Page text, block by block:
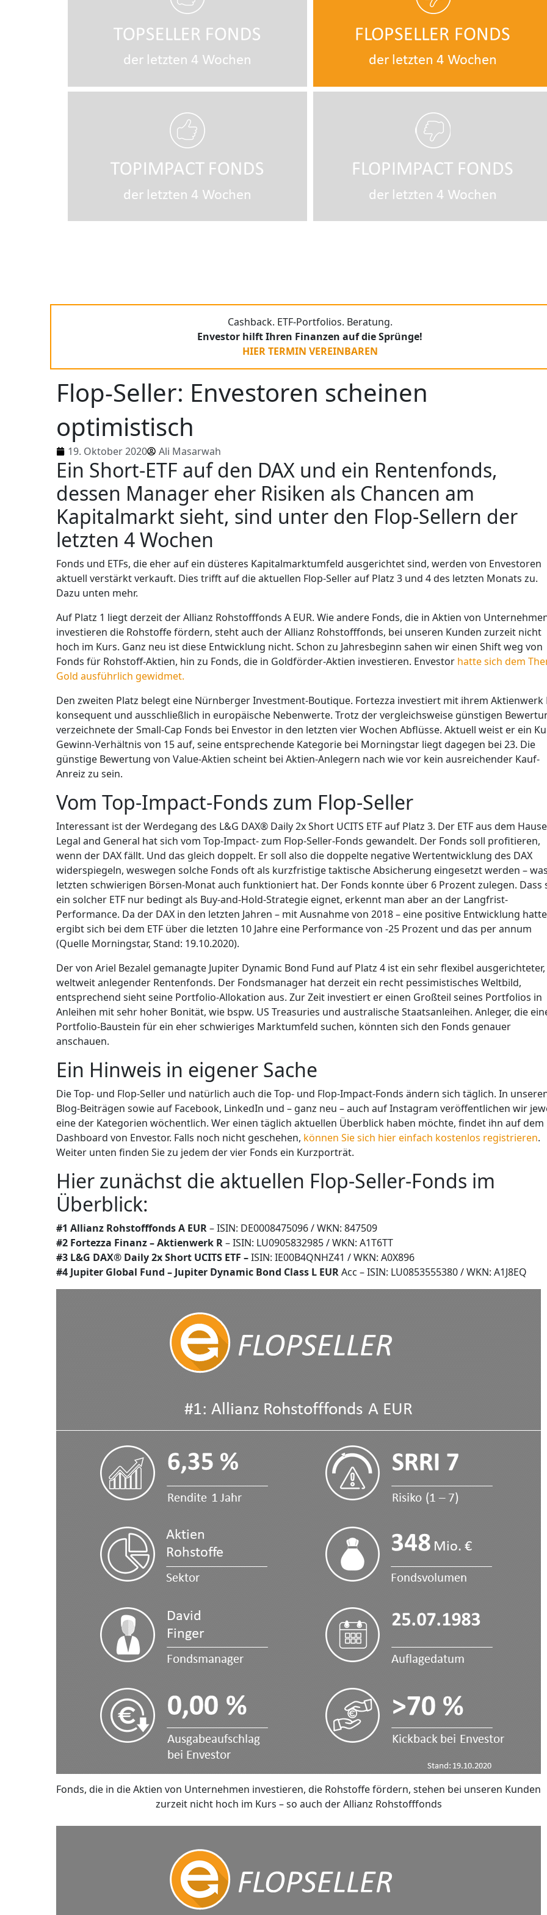
Cashback. ETF-Portfolios. Beratung.
Envestor hilft Ihren Finanzen auf die Sprünge!
HIER TERMIN VEREINBAREN
Flop-Seller: Envestoren scheinen
optimistisch
19. Oktober 2020 Ali Masarwah
Ein Short-ETF auf den DAX und ein Rentenfonds,
dessen Manager eher Risiken als Chancen am
Kapitalmarkt sieht, sind unter den Flop-Sellern der
letzten 4 Wochen
Fonds und ETFs, die eher auf ein düsteres Kapitalmarktumfeld ausgerichtet sind, werden von Envestoren
aktuell verstärkt verkauft. Dies trifft auf die aktuellen Flop-Seller auf Platz 3 und 4 des letzten Monats zu.
Dazu unten mehr.
Auf Platz 1 liegt derzeit der Allianz Rohstofffonds A EUR. Wie andere Fonds, die in Aktien von
investieren die Rohstoffe fördern, steht auch der Allianz Rohstofffonds, bei unseren Kunden zurzeit nicht
hoch im Kurs. Ganz neu ist diese Entwicklung nicht. Schon zu Jahresbeginn sahen wir einen Shift weg von
Fonds für Rohstoff-Aktien, hin zu Fonds, die in Goldförder-Aktien investieren. Envestor hatte sich dem
Gold ausführlich gewidmet.
Den zweiten Platz belegt eine Nürnberger Investment-Boutique. Fortezza investiert mit ihrem Aktienwerk
konsequent und ausschließlich in europäische Nebenwerte. Trotz der vergleichsweise günstigen
verzeichnete der Small-Cap Fonds bei Envestor in den letzten vier Wochen Abflüsse. Aktuell weist er ein
Gewinn-Verhältnis von 15 auf, seine entsprechende Kategorie bei Morningstar liegt dagegen bei 23. Die
günstige Bewertung von Value-Aktien scheint bei Aktien-Anlegern nach wie vor kein ausreichender Kauf-
Anreiz zu sein.
Vom Top-Impact-Fonds zum Flop-Seller
Interessant ist der Werdegang des L&G DAX® Daily 2x Short UCITS ETF auf Platz 3. Der ETF aus dem Hause
Legal and General hat sich vom Top-Impact- zum Flop-Seller-Fonds gewandelt. Der Fonds soll profitieren,
wenn der DAX fällt. Und das gleich doppelt. Er soll also die doppelte negative Wertentwicklung des DAX
widerspiegeln, weswegen solche Fonds oft als kurzfristige taktische Absicherung eingesetzt werden –
letzten schwierigen Börsen-Monat auch funktioniert hat. Der Fonds konnte über 6 Prozent zulegen. Dass
ein solcher ETF nur bedingt als Buy-and-Hold-Strategie eignet, erkennt man aber an der Langfrist-
Performance. Da der DAX in den letzten Jahren – mit Ausnahme von 2018 – eine positive Entwicklung
ergibt sich bei dem ETF über die letzten 10 Jahre eine Performance von -25 Prozent und das per annum
(Quelle Morningstar, Stand: 19.10.2020).
Der von Ariel Bezalel gemanagte Jupiter Dynamic Bond Fund auf Platz 4 ist ein sehr flexibel ausgerichteter,
weltweit anlegender Rentenfonds. Der Fondsmanager hat derzeit ein recht pessimistisches Weltbild,
entsprechend sieht seine Portfolio-Allokation aus. Zur Zeit investiert er einen Großteil seines Portfolios in
Anleihen mit sehr hoher Bonität, wie bspw. US Treasuries und australische Staatsanleihen. Anleger, die
Portfolio-Baustein für ein eher schwieriges Marktumfeld suchen, könnten sich den Fonds genauer
anschauen.
Ein Hinweis in eigener Sache
Die Top- und Flop-Seller und natürlich auch die Top- und Flop-Impact-Fonds ändern sich täglich. In
Blog-Beiträgen sowie auf Facebook, LinkedIn und – ganz neu – auch auf Instagram veröffentlichen wir
eine der Kategorien wöchentlich. Wer einen täglich aktuellen Überblick haben möchte, findet ihn auf dem
Dashboard von Envestor. Falls noch nicht geschehen, können Sie sich hier einfach kostenlos registrieren.
Weiter unten finden Sie zu jedem der vier Fonds ein Kurzporträt.
Hier zunächst die aktuellen Flop-Seller-Fonds im
Überblick:
#1 Allianz Rohstofffonds A EUR– ISIN: DE0008475096 / WKN: 847509
#2 Fortezza Finanz – Aktienwerk R– ISIN: LU0905832985 / WKN: A1T6TT
#3 L&G DAX® Daily 2x Short UCITS ETF –ISIN: IE00B4QNHZ41 / WKN: A0X896
#4 Jupiter Global Fund – Jupiter Dynamic Bond Class L EURAcc – ISIN: LU0853555380 / WKN: A1J8EQ
Fonds, die in die Aktien von Unternehmen investieren, die Rohstoffe fördern, stehen bei unseren Kunden
zurzeit nicht hoch im Kurs – so auch der Allianz Rohstofffonds